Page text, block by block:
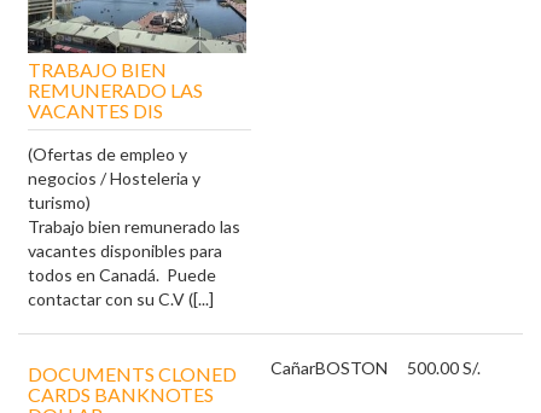
TRABAJO BIEN
REMUNERADO LAS
VACANTES DIS
(Ofertas de empleo y
negocios / Hosteleria y
turismo)
Trabajo bien remunerado las
vacantes disponibles para
todos en Canadá. Puede
contactar con su C.V ([...]
DOCUMENTS CLONED
CARDS BANKNOTES
CañarBOSTON 500.00 S/.